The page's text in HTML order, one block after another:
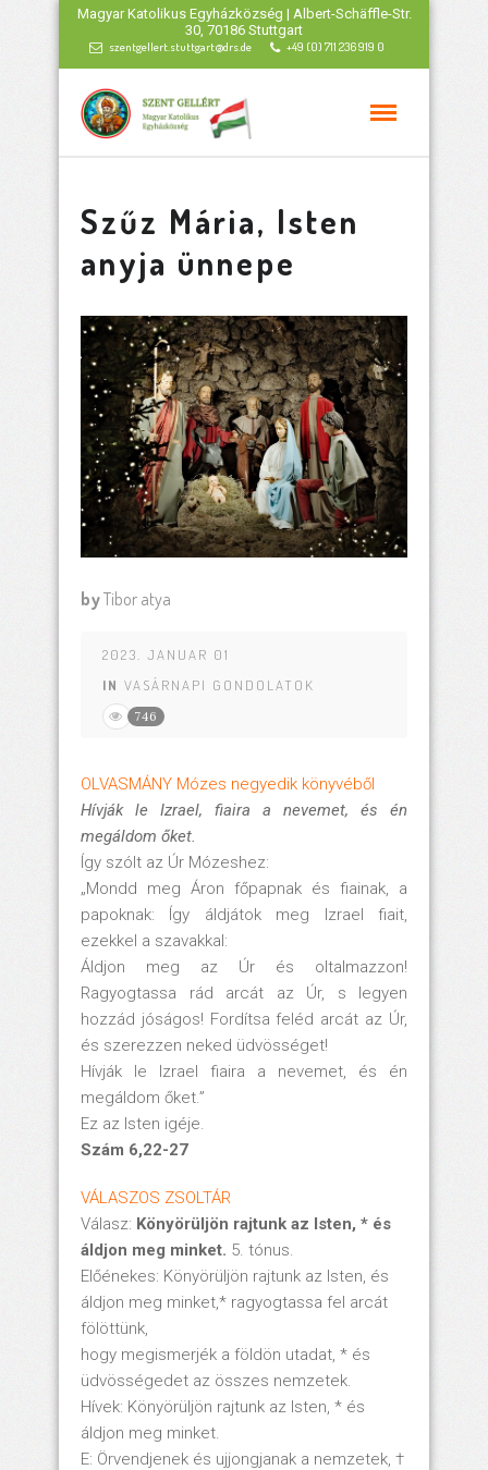
Magyar Katolikus Egyházközség | Albert-Schäffle-Str.
30, 70186 Stuttgart
szentgellert.stuttgart@drs.de +49 (0) 711 236 919 0
Szűz Mária, Isten
anyja ünnepe
byTibor atya
2023. JANUAR 01
IN VASÁRNAPI GONDOLATOK
746
OLVASMÁNY Mózes negyedik könyvéből
Hívják le Izrael, fiaira a nevemet, és én
megáldom őket.
Így szólt az Úr Mózeshez:
„Mondd meg Áron főpapnak és fiainak, a
papoknak: Így áldjátok meg Izrael fiait,
ezekkel a szavakkal:
Áldjon meg az Úr és oltalmazzon!
Ragyogtassa rád arcát az Úr, s legyen
hozzád jóságos! Fordítsa feléd arcát az Úr,
és szerezzen neked üdvösséget!
Hívják le Izrael fiaira a nevemet, és én
megáldom őket.”
Ez az Isten igéje.
Szám 6,22-27
VÁLASZOS ZSOLTÁR
Válasz: Könyörüljön rajtunk az Isten, * és
áldjon meg minket. 5. tónus.
Előénekes: Könyörüljön rajtunk az Isten, és
áldjon meg minket,* ragyogtassa fel arcát
fölöttünk,
hogy megismerjék a földön utadat, * és
üdvösségedet az összes nemzetek.
Hívek: Könyörüljön rajtunk az Isten, * és
áldjon meg minket.
E: Örvendjenek és ujjongjanak a nemzetek, †